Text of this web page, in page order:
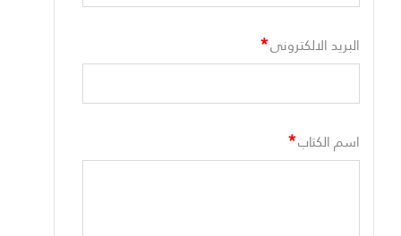
البريد الالكترونى*
اسم الكتاب*